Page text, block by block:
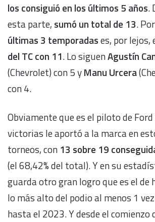
los consiguió en los últimos 5 años.
esta parte, sumó un total de 13.
últimas 3 temporadases, por lejos,
del TC con 11. Lo siguenAgustín
(Chevrolet) con 5 yManu Urcera
con 4.
Obviamente que es el piloto de
victorias le aportó a la marca en
torneos, con 13 sobre 19
(el 68,42% del total). Y en su
guarda otro gran logro que es el de
lo más alto del podio al menos 1
hasta el 2023. Y desde el comienzo